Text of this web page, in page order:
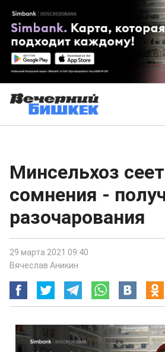
Минсельхоз сеет
сомнения -
разочарования
29 марта 2021 09:40
Вячеслав Аникин